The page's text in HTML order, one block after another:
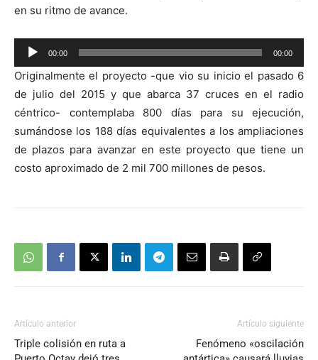
en su ritmo de avance.
Reproductor
de
audio
00:00 00:00
Originalmente el proyecto -que vio su inicio el pasado 6
de julio del 2015 y que abarca 37 cruces en el radio
céntrico- contemplaba 800 días para su ejecución,
sumándose los 188 días equivalentes a los ampliaciones
de plazos para avanzar en este proyecto que tiene un
costo aproximado de 2 mil 700 millones de pesos.
Artículo anterior
Triple colisión en ruta a
Artículo siguiente
Fenómeno «oscilación